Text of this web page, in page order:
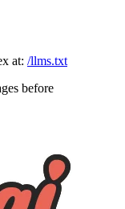
at: /llms.txt
before